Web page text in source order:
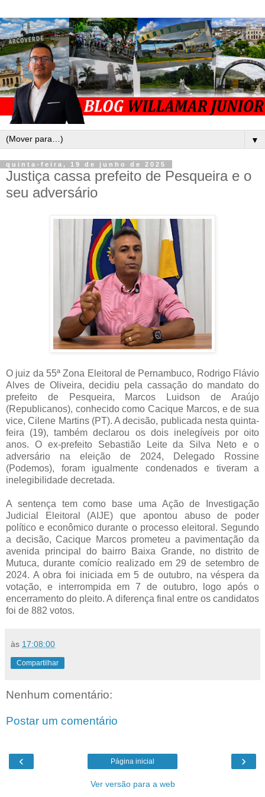
▼
quinta-feira, 19 de junho de 2025
Justiça cassa prefeito de Pesqueira e o
seu adversário
O juiz da 55ª Zona Eleitoral de Pernambuco, Rodrigo Flávio
Alves de Oliveira, decidiu pela cassação do mandato do
prefeito de Pesqueira, Marcos Luidson de Araújo
(Republicanos), conhecido como Cacique Marcos, e de sua
vice, Cilene Martins (PT). A decisão, publicada nesta quinta-
feira (19), também declarou os dois inelegíveis por oito
anos. O ex-prefeito Sebastião Leite da Silva Neto e o
adversário na eleição de 2024, Delegado Rossine
(Podemos), foram igualmente condenados e tiveram a
inelegibilidade decretada.
A sentença tem como base uma Ação de Investigação
Judicial Eleitoral (AIJE) que apontou abuso de poder
político e econômico durante o processo eleitoral. Segundo
a decisão, Cacique Marcos prometeu a pavimentação da
avenida principal do bairro Baixa Grande, no distrito de
Mutuca, durante comício realizado em 29 de setembro de
2024. A obra foi iniciada em 5 de outubro, na véspera da
votação, e interrompida em 7 de outubro, logo após o
encerramento do pleito. A diferença final entre os candidatos
foi de 882 votos.
às 17:08:00
Compartilhar
Nenhum comentário:
Postar um comentário
‹ ›
Página inicial
Ver versão para a web